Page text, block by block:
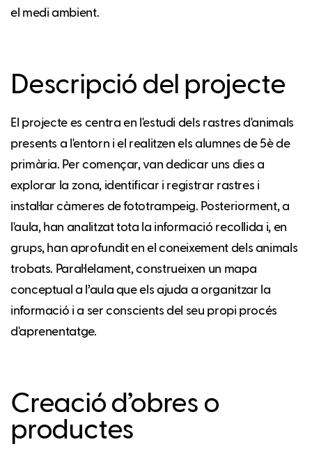
el medi ambient.
Descripció del projecte
El projecte es centra en l'estudi dels rastres d'animals
presents a l'entorn i el realitzen els alumnes de 5è de
primària. Per començar, van dedicar uns dies a
explorar la zona, identificar i registrar rastres i
instal·lar càmeres de fototrampeig. Posteriorment, a
l'aula, han analitzat tota la informació recollida i, en
grups, han aprofundit en el coneixement dels animals
trobats. Paral·lelament, construeixen un mapa
conceptual a l’aula que els ajuda a organitzar la
informació i a ser conscients del seu propi procés
d'aprenentatge.
Creació d’obres o
productes